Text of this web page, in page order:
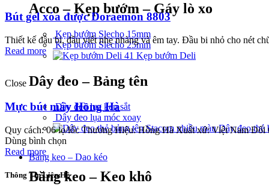
Acco – Kẹp bướm – Gáy lò xo
Kẹp bướm Slecho 15mm
Kẹp bướm Slecho 25mm
Kẹp bướm Deli
Dây đeo – Bảng tên
Dây đeo lụa kẹp sắt
Dây đeo lụa móc xoay
Dây đeo thẻ
Băng keo – Dao kéo
Băng keo – Keo khô
Bút gel xóa được Doraemon 8803
Thiết kế đầu bi, đầu viết nhẹ nhàng và êm tay. Đầu bi nhỏ cho nét
Read more
Close
Mực bút máy Hồng Hà
Quy cách: 06 lọ/lốc Thương Hiệu: Hồng Hà Xuất xứ: Việt Nam Đối
Dùng bình chọn
Read more
Thông Tin Liên Hệ